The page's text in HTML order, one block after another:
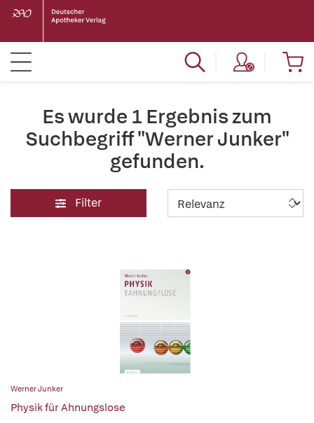
Es wurde 1 Ergebnis zum
Suchbegriff "Werner Junker"
gefunden.
Filter
Werner Junker
Physik für Ahnungslose